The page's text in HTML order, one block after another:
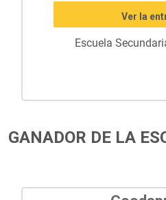
Ver la
Escuela
GANADOR DE LA